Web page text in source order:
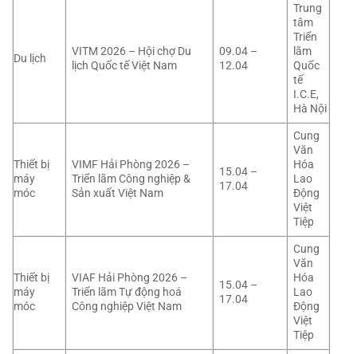
Du lịch
VITM 2026 – Hội chợ Du
lịch Quốc tế Việt Nam
09.04 –
12.04
Trung
tâm
Triển
lãm
Quốc
tế
I.C.E,
Hà Nội
Thiết bị
máy
móc
VIMF Hải Phòng 2026 –
Triển lãm Công nghiệp &
Sản xuất Việt Nam
15.04 –
17.04
Cung
Văn
Hóa
Lao
Động
Việt
Tiệp
Thiết bị
máy
móc
VIAF Hải Phòng 2026 –
Triển lãm Tự động hoá
Công nghiệp Việt Nam
15.04 –
17.04
Cung
Văn
Hóa
Lao
Động
Việt
Tiệp